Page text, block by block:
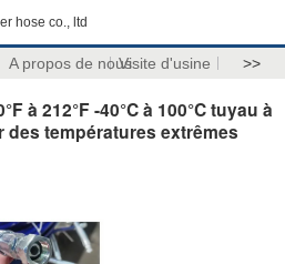
hose co., ltd
A propos de nousVisite d'usine >>
à 212°F -40°C à 100°C tuyau à
températures extrêmes